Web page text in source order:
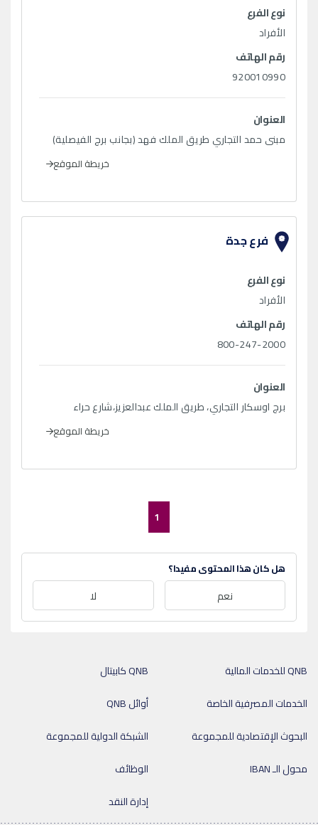
نوع الفرع
الأفراد
رقم الهاتف
920010990
العنوان
مبنى حمد التجاري طريق الملك فهد (بجانب برج الفيصلية)
خريطة الموقع
فرع جدة
نوع الفرع
الأفراد
رقم الهاتف
800-247-2000
العنوان
برج اوسكار التجاري، طريق الملك عبدالعزيز،شارع حراء
خريطة الموقع
1
هل كان هذا المحتوى مفيدا؟
نعم لا
QNB كابيتال
QNB للخدمات المالية
أوائل QNB
الخدمات المصرفية الخاصة
الشبكة الدولية للمجموعة
البحوث الإقتصادية للمجموعة
الوظائف
محول الـ IBAN
إدارة النقد